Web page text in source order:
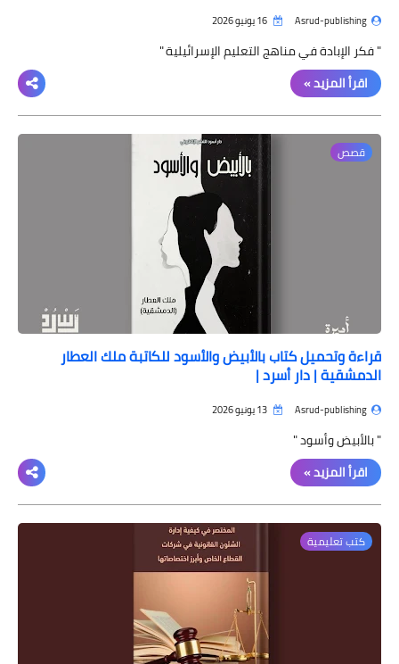
Asrud-publishing
" فكر الإبادة في مناهج التعليم الإسرائيلية "
اقرأ المزيد »
قصص
قراءة وتحميل كتاب بالأبيض والأسود للكاتبة ملك العطار
الدمشقية | دار أسرد |
Asrud-publishing
" بالأبيض وأسود "
اقرأ المزيد »
كتب تعليمية